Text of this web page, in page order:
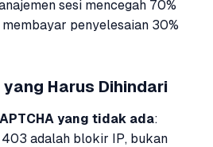
sesi mencegah 70%
membayar penyelesaian 30%
Harus Dihindari
yang tidak ada:
adalah blokir IP, bukan